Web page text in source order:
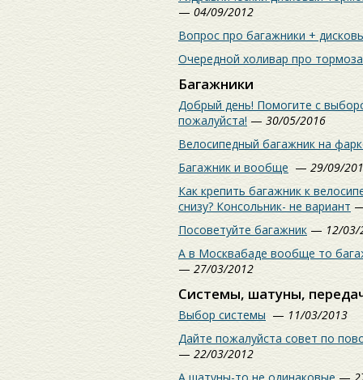
— 04/09/2012
Вопрос про багажники +
Очередной холивар про
Багажники
Добрый день! Помогите с
пожалуйста! — 30/05/2016
Велосипедный багажник на
Багажник и вообще — 29/09/
Как крепить багажник к
снизу? Консольник- не вариант
Посоветуйте багажник — 12/03/
А в Москвабаде вообще то
— 27/03/2012
Системы, шатуны,
Выбор системы — 11/03/2013
Дайте пожалуйста совет по
— 22/03/2012
А шатуны-то не одинаковые —